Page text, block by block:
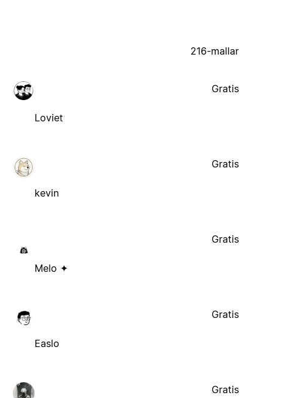
216-mallar
Loviet
Gratis
kevin
Gratis
Melo ✦
Gratis
Easlo
Gratis
Gratis